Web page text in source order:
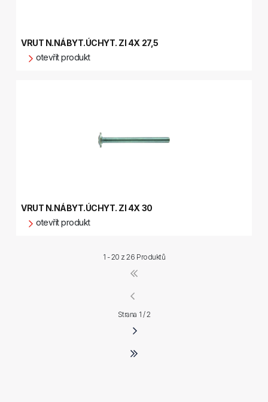
VRUT N.NÁBYT.ÚCHYT. ZI 4X 27,5
otevřít produkt
VRUT N.NÁBYT.ÚCHYT. ZI 4X 30
otevřít produkt
1 - 20 z26 Produktů
Strana 1 / 2